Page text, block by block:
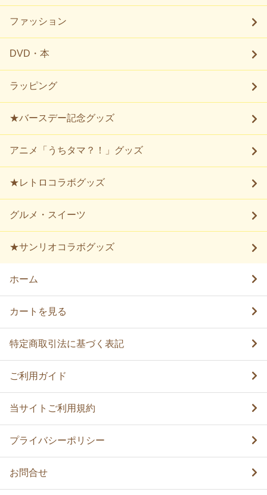
ファッション
DVD・本
ラッピング
★バースデー記念グッズ
アニメ「うちタマ？！」グッズ
★レトロコラボグッズ
グルメ・スイーツ
★サンリオコラボグッズ
ホーム
カートを見る
特定商取引法に基づく表記
ご利用ガイド
当サイトご利用規約
プライバシーポリシー
お問合せ